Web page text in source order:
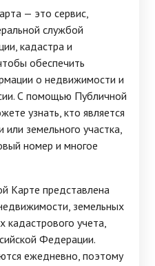
— это сервис,
службой
кадастра и
обеспечить
о недвижимости и
С помощью Публичной
узнать, кто является
земельного участка,
номер и многое
Карте представлена
земельных
кадастрового учета,
Федерации.
ежедневно, поэтому